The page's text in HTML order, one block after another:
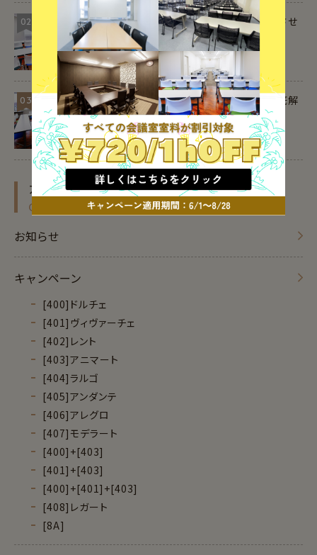
02
会議の冒頭挨拶の例文集｜司会進行を成功させ
るコツ
03
セミナー参加費の勘定科目と仕訳方法を徹底解
説
カテゴリー
CATEGORY
お知らせ
キャンペーン
[400]ドルチェ
[401]ヴィヴァーチェ
[402]レント
[403]アニマート
[404]ラルゴ
[405]アンダンテ
[406]アレグロ
[407]モデラート
[400]+[403]
[401]+[403]
[400]+[401]+[403]
[408]レガート
[8A]